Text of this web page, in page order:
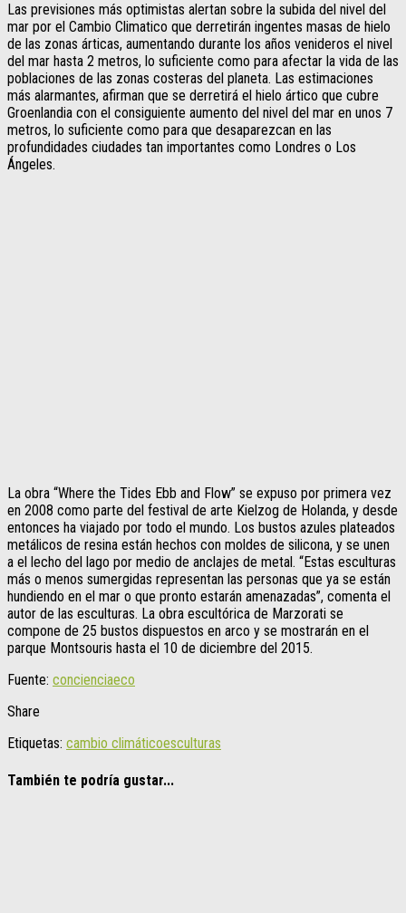
Las previsiones más optimistas alertan sobre la subida del nivel del
mar por el Cambio Climatico que derretirán ingentes masas de hielo
de las zonas árticas, aumentando durante los años venideros el nivel
del mar hasta 2 metros, lo suficiente como para afectar la vida de las
poblaciones de las zonas costeras del planeta. Las estimaciones
más alarmantes, afirman que se derretirá el hielo ártico que cubre
Groenlandia con el consiguiente aumento del nivel del mar en unos 7
metros, lo suficiente como para que desaparezcan en las
profundidades ciudades tan importantes como Londres o Los
Ángeles.
La obra “Where the Tides Ebb and Flow” se expuso por primera vez
en 2008 como parte del festival de arte Kielzog de Holanda, y desde
entonces ha viajado por todo el mundo. Los bustos azules plateados
metálicos de resina están hechos con moldes de silicona, y se unen
a el lecho del lago por medio de anclajes de metal. “Estas esculturas
más o menos sumergidas representan las personas que ya se están
hundiendo en el mar o que pronto estarán amenazadas”, comenta el
autor de las esculturas. La obra escultórica de Marzorati se
compone de 25 bustos dispuestos en arco y se mostrarán en el
parque Montsouris hasta el 10 de diciembre del 2015.
Fuente: concienciaeco
Share
Etiquetas: cambio climáticoesculturas
También te podría gustar...